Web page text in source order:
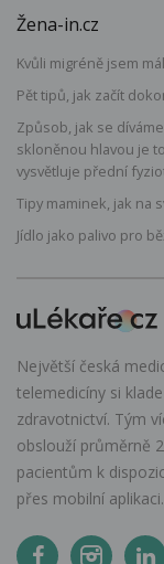
Žena-in.cz
Kvůli migréně jsem
Pět tipů, jak začít
Způsob, jak se
skloněnou hlavou je
vysvětluje přední
Tipy maminek, jak na
Jídlo jako palivo pro
Největší česká
telemedicíny si
zdravotnictví. Tým
obslouží průměrně
pacientům k
přes mobilní aplikaci.